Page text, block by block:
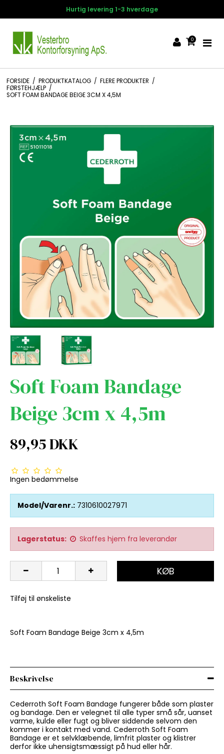
Hurtig levering 1-3 hverdage
0
FORSIDE / PRODUKTKATALOG / FLERE PRODUKTER /
FØRSTEHJÆLP /
SOFT FOAM BANDAGE BEIGE 3CM X 4,5M
Soft Foam Bandage
Beige 3cm x 4,5m
89,95 DKK
Ingen bedømmelse
Model/Varenr.: 7310610027971
Lagerstatus: Skaffes hjem fra leverandør
KØB
Tilføj til ønskeliste
Soft Foam Bandage Beige 3cm x 4,5m
Beskrivelse
Cederroth Soft Foam Bandage fungerer både som plaster
og bandage. Den er velegnet til alle typer små sår, uanset
varme, kulde eller fugt og bliver siddende selvom den
kommer i kontakt med vand. Cederroth Soft Foam
Bandage er et selvklæbende, limfrit plaster og klistrer
derfor ikke uhensigtsmæssigt på hud eller hår.